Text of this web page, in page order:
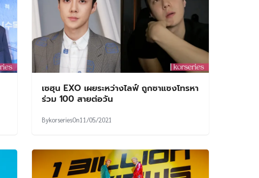
เซฮุน EXO เผยระหว่างไลฟ์ ถูกซาแซงโทรหา
ร่วม 100 สายต่อวัน
BykorseriesOn11/05/2021